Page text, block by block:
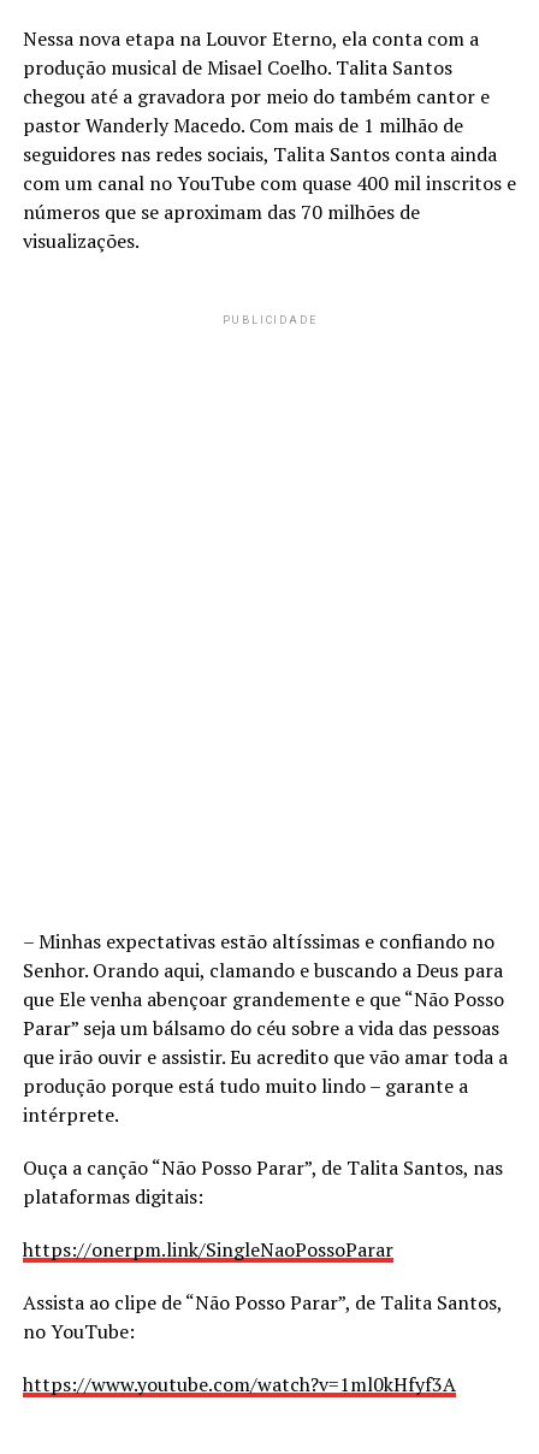
Nessa nova etapa na Louvor Eterno, ela conta com a
produção musical de Misael Coelho. Talita Santos
chegou até a gravadora por meio do também cantor e
pastor Wanderly Macedo. Com mais de 1 milhão de
seguidores nas redes sociais, Talita Santos conta ainda
com um canal no YouTube com quase 400 mil inscritos e
números que se aproximam das 70 milhões de
visualizações.
PUBLICIDADE
– Minhas expectativas estão altíssimas e confiando no
Senhor. Orando aqui, clamando e buscando a Deus para
que Ele venha abençoar grandemente e que “Não Posso
Parar” seja um bálsamo do céu sobre a vida das pessoas
que irão ouvir e assistir. Eu acredito que vão amar toda a
produção porque está tudo muito lindo – garante a
intérprete.
Ouça a canção “Não Posso Parar”, de Talita Santos, nas
plataformas digitais:
https://onerpm.link/SingleNaoPossoParar
Assista ao clipe de “Não Posso Parar”, de Talita Santos,
no YouTube:
https://www.youtube.com/watch?v=1ml0kHfyf3A